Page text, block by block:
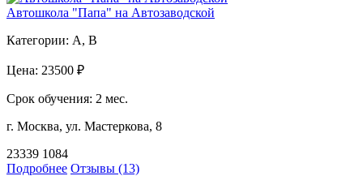
Автошкола "Папа" на Автозаводской
Категории: A, B
Цена: 23500 ₽
Срок обучения: 2 мес.
г. Москва, ул. Мастеркова, 8
23339 1084
Подробнее Отзывы (13)